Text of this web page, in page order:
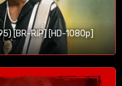
[BR-RIP] [HD-1080p]